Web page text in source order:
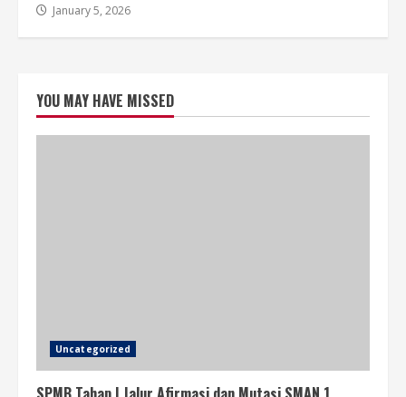
January 5, 2026
YOU MAY HAVE MISSED
Uncategorized